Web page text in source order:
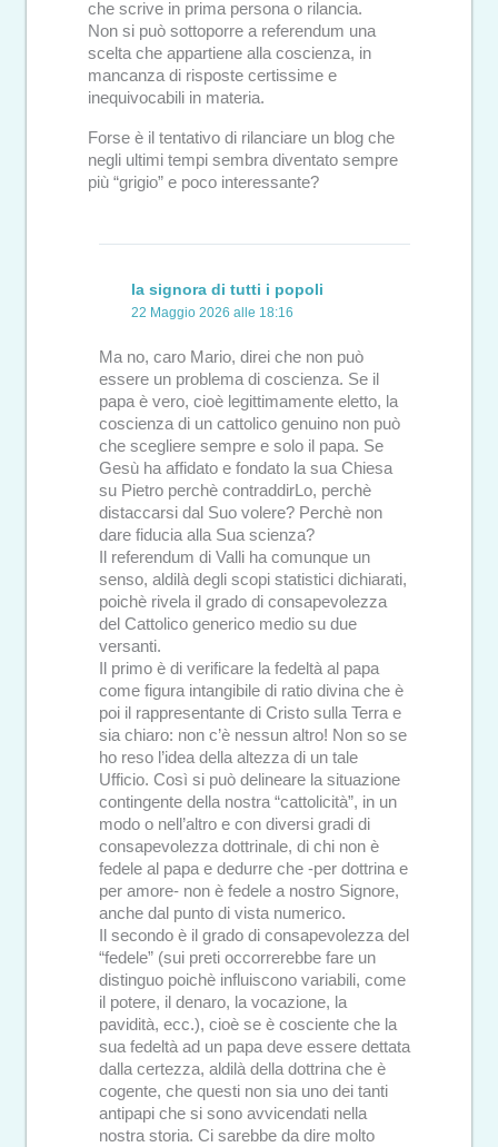
che scrive in prima persona o rilancia.
Non si può sottoporre a referendum una
scelta che appartiene alla coscienza, in
mancanza di risposte certissime e
inequivocabili in materia.
Forse è il tentativo di rilanciare un blog che
negli ultimi tempi sembra diventato sempre
più “grigio” e poco interessante?
la signora di tutti i popoli
22 Maggio 2026 alle 18:16
Ma no, caro Mario, direi che non può
essere un problema di coscienza. Se il
papa è vero, cioè legittimamente eletto, la
coscienza di un cattolico genuino non può
che scegliere sempre e solo il papa. Se
Gesù ha affidato e fondato la sua Chiesa
su Pietro perchè contraddirLo, perchè
distaccarsi dal Suo volere? Perchè non
dare fiducia alla Sua scienza?
Il referendum di Valli ha comunque un
senso, aldilà degli scopi statistici dichiarati,
poichè rivela il grado di consapevolezza
del Cattolico generico medio su due
versanti.
Il primo è di verificare la fedeltà al papa
come figura intangibile di ratio divina che è
poi il rappresentante di Cristo sulla Terra e
sia chiaro: non c’è nessun altro! Non so se
ho reso l’idea della altezza di un tale
Ufficio. Così si può delineare la situazione
contingente della nostra “cattolicità”, in un
modo o nell’altro e con diversi gradi di
consapevolezza dottrinale, di chi non è
fedele al papa e dedurre che -per dottrina e
per amore- non è fedele a nostro Signore,
anche dal punto di vista numerico.
Il secondo è il grado di consapevolezza del
“fedele” (sui preti occorrerebbe fare un
distinguo poichè influiscono variabili, come
il potere, il denaro, la vocazione, la
pavidità, ecc.), cioè se è cosciente che la
sua fedeltà ad un papa deve essere dettata
dalla certezza, aldilà della dottrina che è
cogente, che questi non sia uno dei tanti
antipapi che si sono avvicendati nella
nostra storia. Ci sarebbe da dire molto